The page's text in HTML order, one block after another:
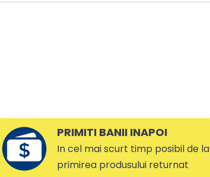
PRIMITI BANII INAPOI
In cel mai scurt timp posibil de la
primirea produsului returnat